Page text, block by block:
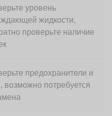
уровень
жидкости,
проверьте наличие
предохранители и
возможно потребуется